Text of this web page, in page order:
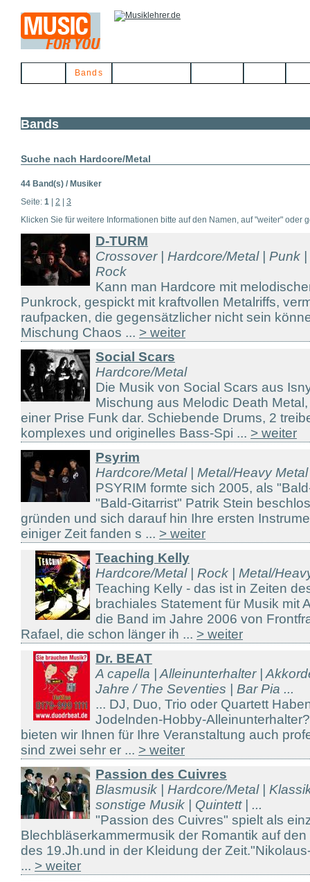
Bands
Bands
Suche nach Hardcore/Metal
44 Band(s) / Musiker
Seite: 1 2
3
Klicken Sie für weitere Informationen bitte auf den Namen, auf "weiter" oder
D-TURM
Crossover | Hardcore/Metal | Punk
Rock
Kann man Hardcore mit
Punkrock, gespickt mit kraftvollen Metalriffs,
raufpacken, die gegensätzlicher nicht sein
Mischung Chaos ... > weiter
Social Scars
Hardcore/Metal
Die Musik von Social Scars aus
Mischung aus Melodic Death
einer Prise Funk dar. Schiebende Drums, 2
komplexes und originelles Bass-Spi ... > weiter
Psyrim
Hardcore/Metal | Metal/Heavy Metal
PSYRIM formte sich 2005, als
"Bald-Gitarrist" Patrik Stein
gründen und sich darauf hin Ihre ersten
einiger Zeit fanden s ... > weiter
Teaching Kelly
Hardcore/Metal | Rock | Metal/
Teaching Kelly - das ist in Zeiten
brachiales Statement für Musik mit
die Band im Jahre 2006 von
Rafael, die schon länger ih ... > weiter
Dr. BEAT
A capella | Alleinunterhalter |
Jahre / The Seventies | Bar Pia ...
... DJ, Duo, Trio oder Quartett
Jodelnden-Hobby-
bieten wir Ihnen für Ihre Veranstaltung auch
sind zwei sehr er ... > weiter
Passion des Cuivres
Blasmusik | Hardcore/Metal |
sonstige Musik | Quintett | ...
"Passion des Cuivres" spielt als
Blechbläserkammermusik der Romantik auf
des 19.Jh.und in der Kleidung der
... > weiter